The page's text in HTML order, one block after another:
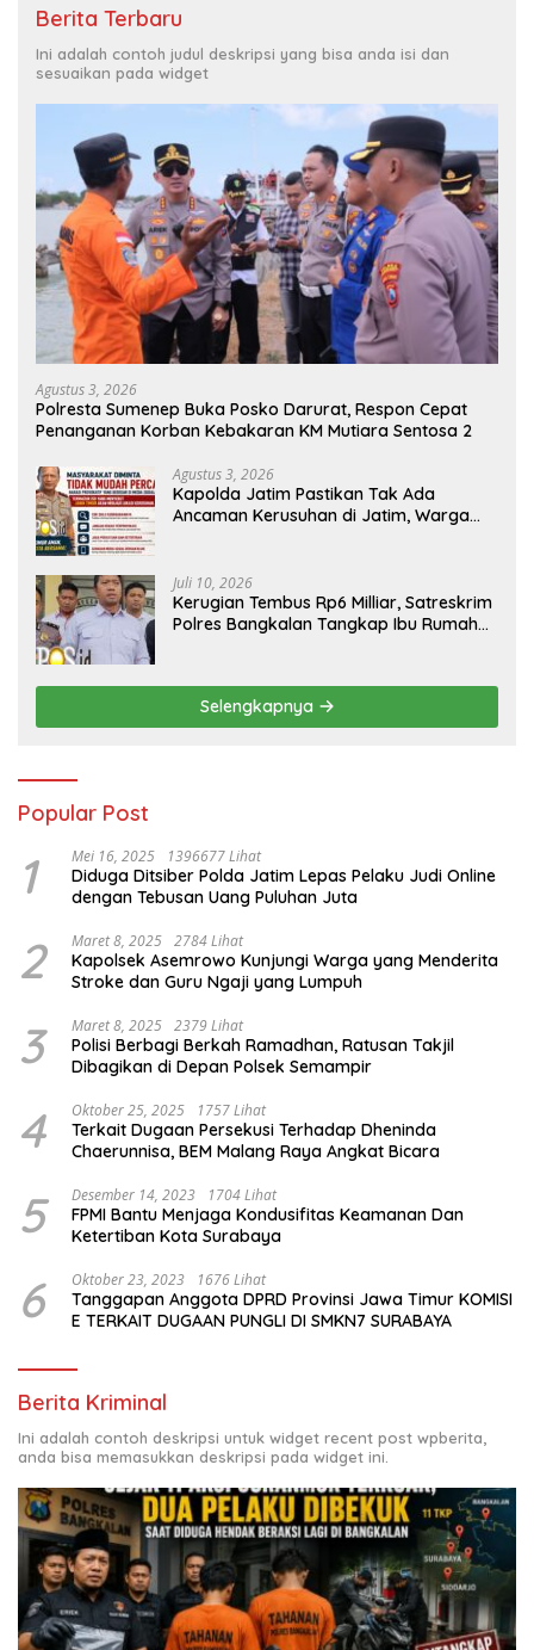
Berita Terbaru
Ini adalah contoh judul deskripsi yang bisa anda isi dan
sesuaikan pada widget
Agustus 3, 2026
Polresta Sumenep Buka Posko Darurat, Respon Cepat
Penanganan Korban Kebakaran KM Mutiara Sentosa 2
Agustus 3, 2026
Kapolda Jatim Pastikan Tak Ada
Ancaman Kerusuhan di Jatim, Warga
Juli 10, 2026
Kerugian Tembus Rp6 Milliar, Satreskrim
Polres Bangkalan Tangkap Ibu Rumah
Selengkapnya
Popular Post
1 Mei 16, 2025 1396677 Lihat
Diduga Ditsiber Polda Jatim Lepas Pelaku Judi Online
dengan Tebusan Uang Puluhan Juta
2 Maret 8, 2025 2784 Lihat
Kapolsek Asemrowo Kunjungi Warga yang Menderita
Stroke dan Guru Ngaji yang Lumpuh
3 Maret 8, 2025 2379 Lihat
Polisi Berbagi Berkah Ramadhan, Ratusan Takjil
Dibagikan di Depan Polsek Semampir
4 Oktober 25, 2025 1757 Lihat
Terkait Dugaan Persekusi Terhadap Dheninda
Chaerunnisa, BEM Malang Raya Angkat Bicara
5 Desember 14, 2023 1704 Lihat
FPMI Bantu Menjaga Kondusifitas Keamanan Dan
Ketertiban Kota Surabaya
6 Oktober 23, 2023 1676 Lihat
Tanggapan Anggota DPRD Provinsi Jawa Timur KOMISI
E TERKAIT DUGAAN PUNGLI DI SMKN7 SURABAYA
Berita Kriminal
Ini adalah contoh deskripsi untuk widget recent post wpberita,
anda bisa memasukkan deskripsi pada widget ini.